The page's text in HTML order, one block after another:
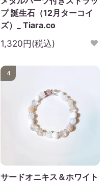
プ 誕生石（12月ターコイ
ズ）_ Tiara.co
1,320円(税込)
4
サードオニキス＆ホワイト